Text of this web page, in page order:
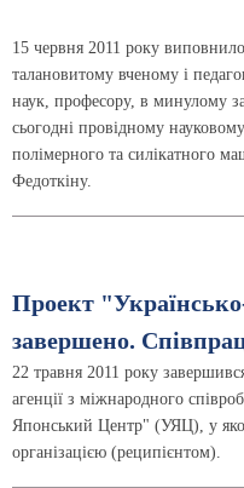
15 червня 2011 року
талановитому вченому і
наук, професору, в минулому
сьогодні провідному
полімерного та силікатного
Федоткіну.
Проект
завершено.
22 травня 2011 року
агенції з міжнародного
Японський Центр" (УЯЦ), у
організацією (реципієнтом).